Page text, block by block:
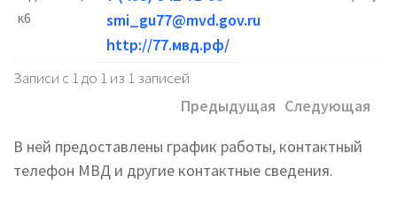
к6
smi_gu77@mvd.gov.ru
http://77.мвд.рф/
Записи с 1 до 1 из 1 записей
Предыдущая Следующая
В ней предоставлены график работы, контактный
телефон МВД и другие контактные сведения.